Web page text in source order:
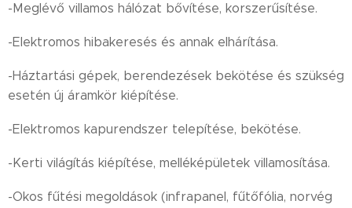
-Meglévő villamos hálózat bővítése, korszerűsítése.
-Elektromos hibakeresés és annak elhárítása.
-Háztartási gépek, berendezések bekötése és szükség
esetén új áramkör kiépítése.
-Elektromos kapurendszer telepítése, bekötése.
-Kerti világítás kiépítése, melléképületek villamosítása.
-Okos fűtési megoldások (infrapanel, fűtőfólia, norvég